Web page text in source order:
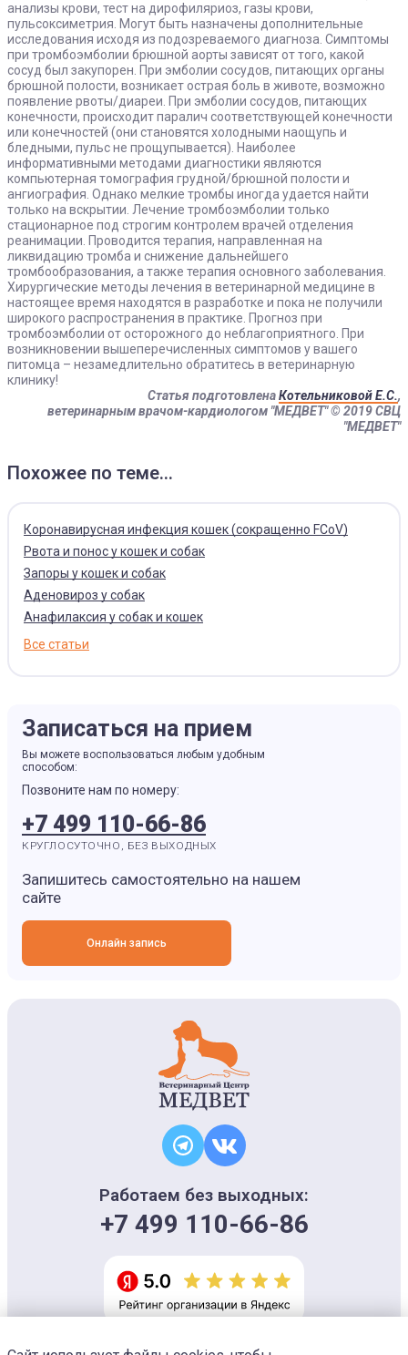
анализы крови, тест на дирофиляриоз, газы крови,
пульсоксиметрия. Могут быть назначены дополнительные
исследования исходя из подозреваемого диагноза. Симптомы
при тромбоэмболии брюшной аорты зависят от того, какой
сосуд был закупорен. При эмболии сосудов, питающих органы
брюшной полости, возникает острая боль в животе, возможно
появление рвоты/диареи. При эмболии сосудов, питающих
конечности, происходит паралич соответствующей конечности
или конечностей (они становятся холодными наощупь и
бледными, пульс не прощупывается). Наиболее
информативными методами диагностики являются
компьютерная томография грудной/брюшной полости и
ангиография. Однако мелкие тромбы иногда удается найти
только на вскрытии. Лечение тромбоэмболии только
стационарное под строгим контролем врачей отделения
реанимации. Проводится терапия, направленная на
ликвидацию тромба и снижение дальнейшего
тромбообразования, а также терапия основного заболевания.
Хирургические методы лечения в ветеринарной медицине в
настоящее время находятся в разработке и пока не получили
широкого распространения в практике. Прогноз при
тромбоэмболии от осторожного до неблагоприятного. При
возникновении вышеперечисленных симптомов у вашего
питомца – незамедлительно обратитесь в ветеринарную
клинику!
Статья подготовленаКотельниковой Е.С.,
ветеринарным врачом-кардиологом "МЕДВЕТ"© 2019 СВЦ
"МЕДВЕТ"
Похожее по теме...
Коронавирусная инфекция кошек (сокращенно FCoV)
Рвота и понос у кошек и собак
Запоры у кошек и собак
Аденовироз у собак
Анафилаксия у собак и кошек
Все статьи
Записаться на прием
Вы можете воспользоваться любым удобным
способом:
Позвоните нам по номеру:
+7 499 110-66-86
КРУГЛОСУТОЧНО, БЕЗ ВЫХОДНЫХ
Запишитесь самостоятельно на нашем
сайте
Онлайн запись
Работаем без выходных:
+7 499 110-66-86